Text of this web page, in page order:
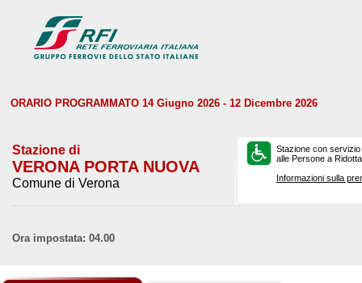
ORARIO PROGRAMMATO 14 Giugno 2026 - 12 Dicembre 2026
Stazione di
VERONA PORTA NUOVA
Comune di Verona
Stazione con
alle Persone a
Informazioni sulla
Ora impostata: 04.00